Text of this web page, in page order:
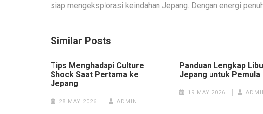
siap mengeksplorasi keindahan Jepang. Dengan energi
Similar Posts
Tips Menghadapi Culture
Shock Saat Pertama ke
Jepang
28 MAY 2026 ADMIN
Panduan Lengkap
Jepang untuk Pemula
19 MAY 2026